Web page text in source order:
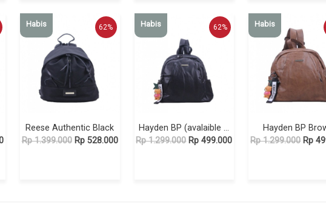
62%
Habis
Reese Authentic Black
Rp 1.399.000Rp 528.000
62%
Habis
Hayden BP (avalaible in Black and Brown)
Rp 1.299.000Rp 499.000
Habis
Hayden BP
Rp 1.299.000 Rp